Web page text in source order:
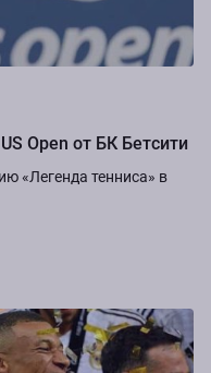
Open от БК Бетсити
«Легенда тенниса» в